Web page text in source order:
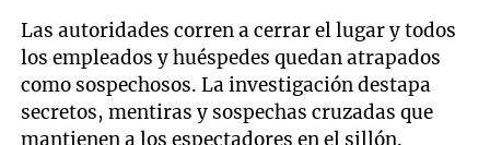
Las autoridades corren a cerrar el lugar y todos
los empleados y huéspedes quedan atrapados
como sospechosos. La investigación destapa
secretos, mentiras y sospechas cruzadas que
mantienen a los espectadores en el sillón.